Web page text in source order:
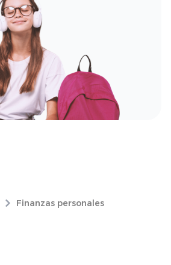
Finanzas personales